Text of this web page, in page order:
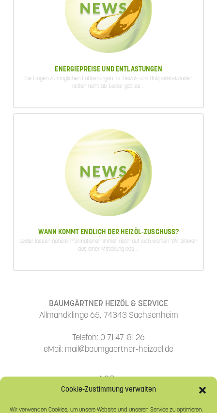
Cookie-Zustimmung verwalten
Wir verwenden Cookies, um unsere Website und unseren Service zu optimieren.
ENERGIEPREISE UND ENTLASTUNGEN
Die Fragen zu möglichen Entlastungen für Heizöl- und Holzpelletskunden
reißen nicht ab. Leider gibt es ...
WANN KOMMT ENDLICH DER HEIZÖL-ZUSCHUSS?
Leider lassen nähere Informationen immer noch auf sich warten. Wir zitieren
aus einer Mitteilung des ...
BAUMGÄRTNER HEIZÖL & SERVICE
Allmandklinge 65, 74343 Sachsenheim
Telefon: 0 71 47-81 26
eMail: mail@baumgaertner-heizoel.de
AGBs